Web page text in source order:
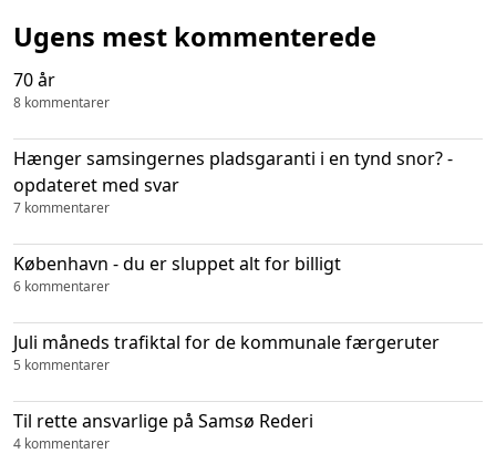
Ugens mest kommenterede
70 år
8 kommentarer
Hænger samsingernes pladsgaranti i en tynd snor? -
opdateret med svar
7 kommentarer
København - du er sluppet alt for billigt
6 kommentarer
Juli måneds trafiktal for de kommunale færgeruter
5 kommentarer
Til rette ansvarlige på Samsø Rederi
4 kommentarer